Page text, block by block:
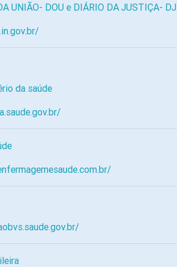
UNIÃO- DOU e DIÁRIO DA JUSTIÇA- DJ
da saúde